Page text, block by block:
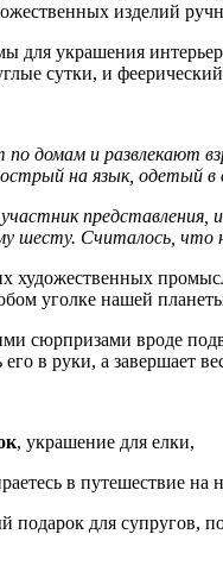
изделий
для украшения
сутки, и
домам и развлекают
на язык, одетый
шесту. Считалось, что
художественных
уголке нашей
сюрпризами вроде
в руки, а
, украшение для елки,
в путешествие
подарок для супругов,